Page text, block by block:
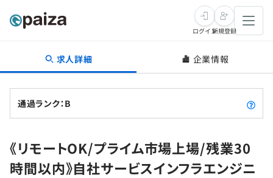
転職・キャリア
転職成功ガイド
インタビュー
新卒就活
求人検索
学習
ログイン新規登録
求人詳細 企業情報
通過ランク：B
《リモートOK/プライム市場上場/残業30
時間以内》自社サービスインフラエンジニ